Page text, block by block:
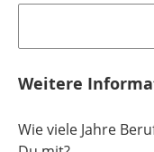
Weitere
Wie viele Jahre